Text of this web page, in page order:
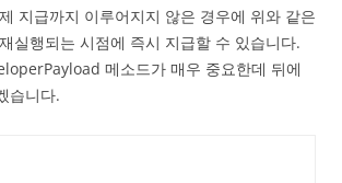
지급까지 이루어지지 않은 경우에 위와 같은
실행되는 시점에 즉시 지급할 수 있습니다.
메소드가 매우 중요한데 뒤에
습니다.